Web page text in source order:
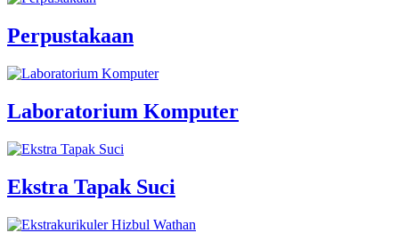
Perpustakaan
Laboratorium Komputer
Ekstra Tapak Suci